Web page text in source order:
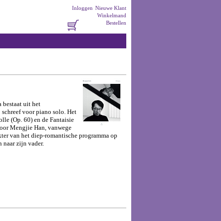
Nieuwe Klant
Inloggen
Winkelmand
Bestellen
bestaat uit het
voor piano solo. Het
(Op. 60) en de Fantaisie
Mengjie Han, vanwege
van het diep-romantische programma op
naar zijn vader.